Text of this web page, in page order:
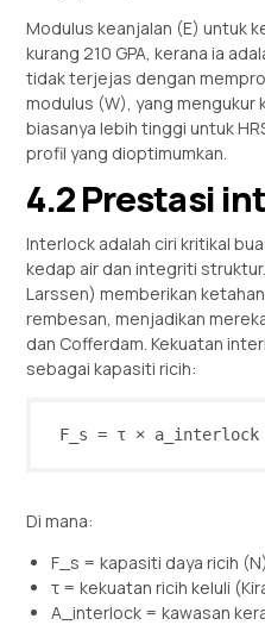
Modulus keanjalan (E) untuk
kurang 210 GPA, kerana ia
tidak terjejas dengan
modulus (W), yang
biasanya lebih tinggi untuk
profil yang dioptimumkan.
4.2 Prestasi
Interlock adalah ciri kritikal
kedap air dan integriti
Larssen) memberikan
rembesan, menjadikan
dan Cofferdam. Kekuatan
sebagai kapasiti ricih:
F_s = τ × a_interlock
Di mana:
F_s = kapasiti daya ricih (N)
τ = kekuatan ricih keluli
A_interlock = kawasan